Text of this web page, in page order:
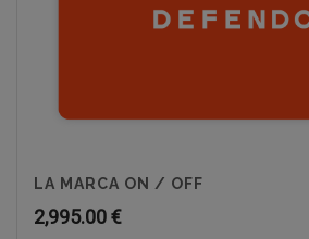
LA MARCA ON / OFF
2,995.00€